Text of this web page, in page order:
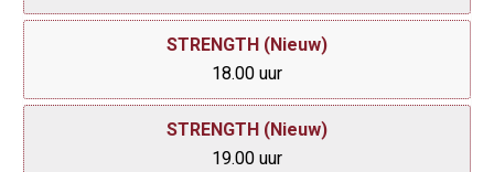
STRENGTH (Nieuw)
18.00 uur
STRENGTH (Nieuw)
19.00 uur